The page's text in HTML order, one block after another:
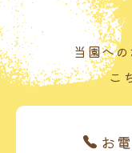
当園へ
こ
お